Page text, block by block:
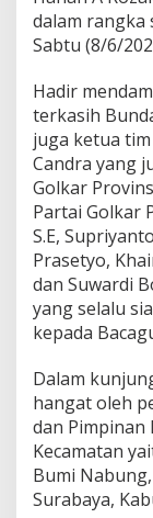
dalam rangka
Sabtu (8/6/
Hadir
terkasih
juga ketua
Candra yang
Golkar
Partai Golkar
S.E,
Prasetyo,
dan Suwardi
yang selalu
kepada
Dalam
hangat oleh
dan Pimpinan
Kecamatan
Bumi
Surabaya,